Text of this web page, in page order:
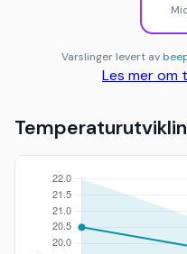
Varslinger levert av
Les mer om